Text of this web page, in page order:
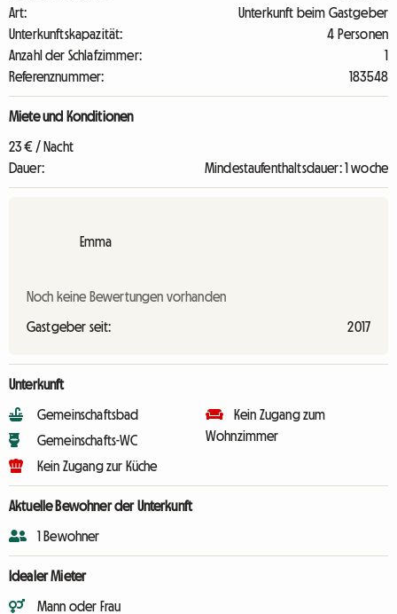
Art:
Unterkunft beim Gastgeber
Unterkunftskapazität:
4 Personen
Anzahl der Schlafzimmer:
1
Referenznummer:
183548
Miete und Konditionen
23 € / Nacht
Dauer:
Mindestaufenthaltsdauer: 1 woche
Emma
Noch keine Bewertungen vorhanden
Gastgeber seit: 2017
Unterkunft
Gemeinschaftsbad
Gemeinschafts-WC
Kein Zugang zur Küche
Kein Zugang zum
Wohnzimmer
Aktuelle Bewohner der Unterkunft
1 Bewohner
Idealer Mieter
Mann oder Frau